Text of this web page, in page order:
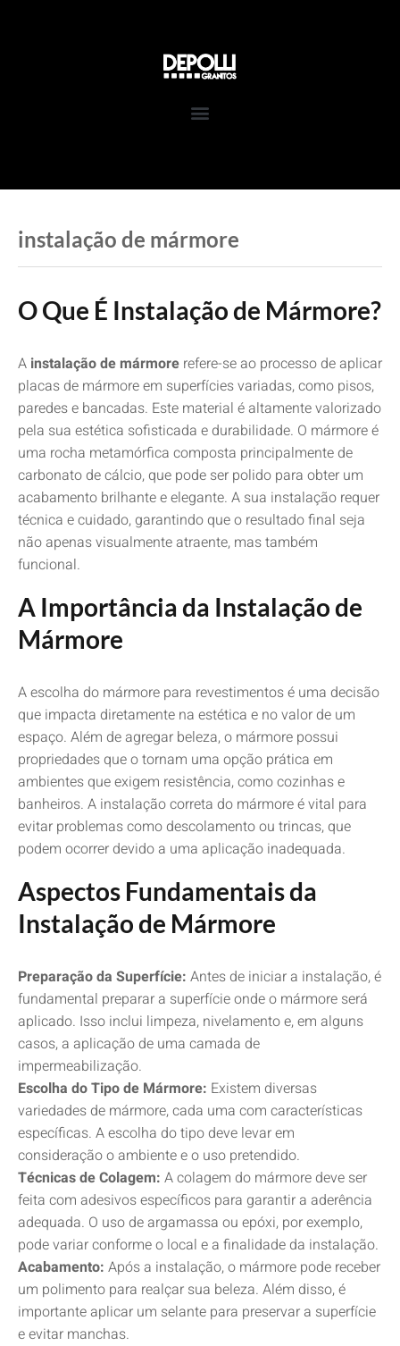
instalação de mármore
O Que É Instalação de Mármore?
A instalação de mármore refere-se ao processo de aplicar
placas de mármore em superfícies variadas, como pisos,
paredes e bancadas. Este material é altamente valorizado
pela sua estética sofisticada e durabilidade. O mármore é
uma rocha metamórfica composta principalmente de
carbonato de cálcio, que pode ser polido para obter um
acabamento brilhante e elegante. A sua instalação requer
técnica e cuidado, garantindo que o resultado final seja
não apenas visualmente atraente, mas também
funcional.
A Importância da Instalação de
Mármore
A escolha do mármore para revestimentos é uma decisão
que impacta diretamente na estética e no valor de um
espaço. Além de agregar beleza, o mármore possui
propriedades que o tornam uma opção prática em
ambientes que exigem resistência, como cozinhas e
banheiros. A instalação correta do mármore é vital para
evitar problemas como descolamento ou trincas, que
podem ocorrer devido a uma aplicação inadequada.
Aspectos Fundamentais da
Instalação de Mármore
Preparação da Superfície: Antes de iniciar a instalação, é
fundamental preparar a superfície onde o mármore será
aplicado. Isso inclui limpeza, nivelamento e, em alguns
casos, a aplicação de uma camada de
impermeabilização.
Escolha do Tipo de Mármore: Existem diversas
variedades de mármore, cada uma com características
específicas. A escolha do tipo deve levar em
consideração o ambiente e o uso pretendido.
Técnicas de Colagem: A colagem do mármore deve ser
feita com adesivos específicos para garantir a aderência
adequada. O uso de argamassa ou epóxi, por exemplo,
pode variar conforme o local e a finalidade da instalação.
Acabamento: Após a instalação, o mármore pode receber
um polimento para realçar sua beleza. Além disso, é
importante aplicar um selante para preservar a superfície
e evitar manchas.